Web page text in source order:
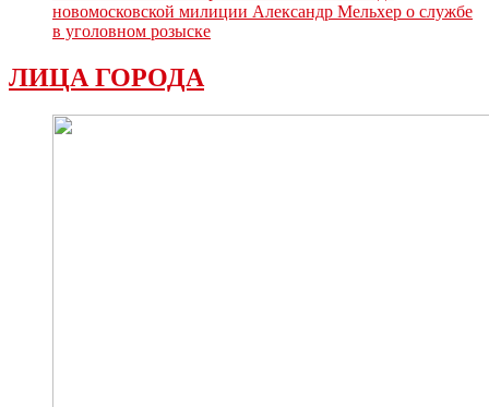
новомосковской милиции Александр Мельхер о службе
в уголовном розыске
ЛИЦА ГОРОДА